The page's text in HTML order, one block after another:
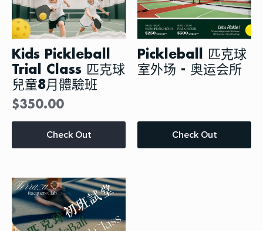
Kids Pickleball
Trial Class 匹克球
兒童8月體驗班
$350.00
Check Out
本
品
种
变
体。
可
在
Pickleball 匹克球
室外场 - 奥运会所
Check Out